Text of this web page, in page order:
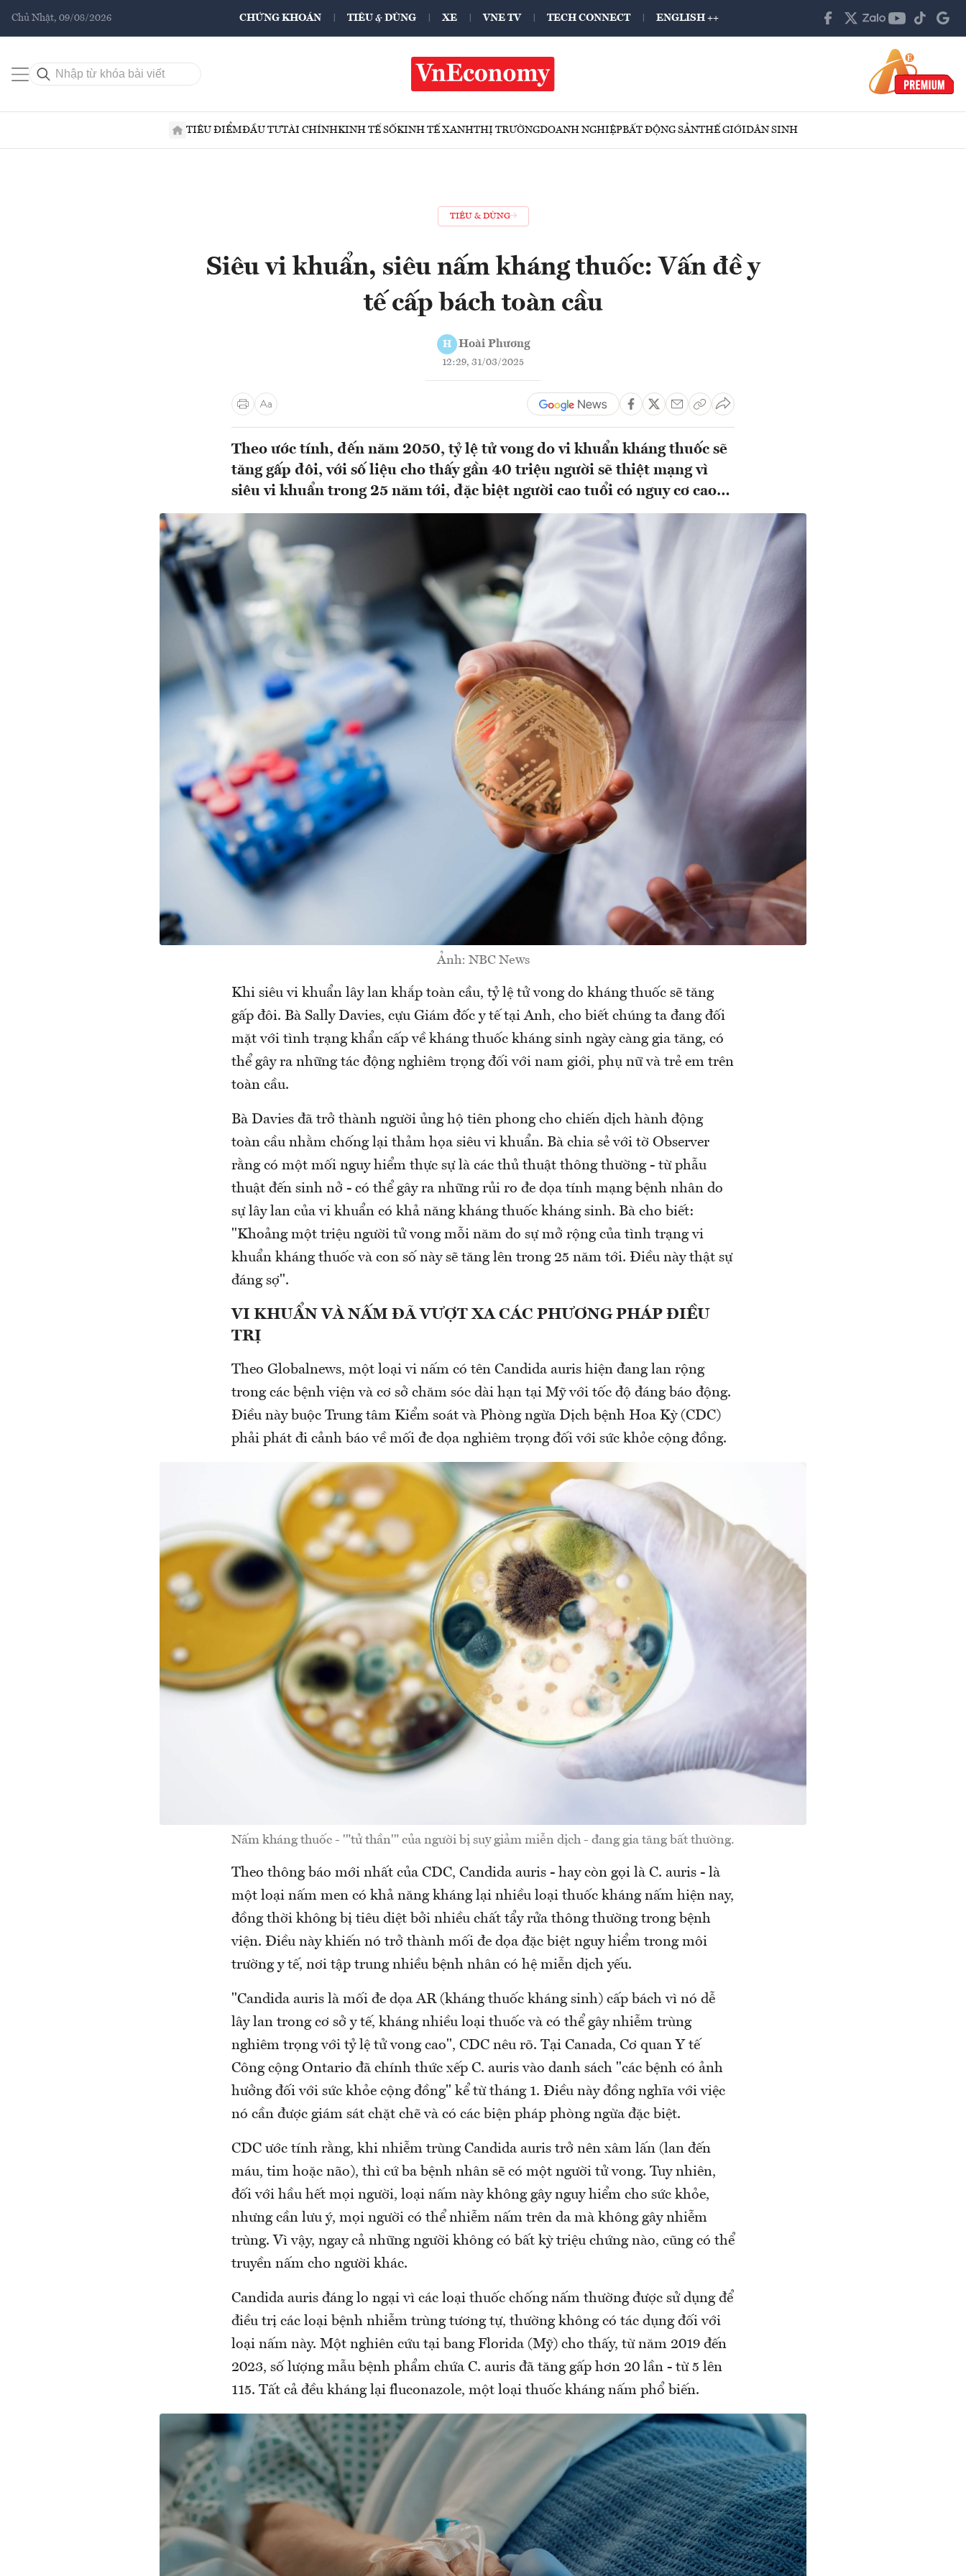
Chủ Nhật, 09/08/2026 CHỨNG KHOÁN TIÊU & DÙNG XE VNE TV TECH CONNECT ENGLISH ++
TIÊU ĐIỂMĐẦU TƯTÀI CHÍNHKINH TẾ SỐKINH TẾ XANHTHỊ TRƯỜNGDOANH NGHIỆPBẤT ĐỘNG SẢNTHẾ GIỚIDÂN SINH
TIÊU & DÙNG
Siêu vi khuẩn, siêu nấm kháng thuốc: Vấn đề y
tế cấp bách toàn cầu
H Hoài Phương
12:29, 31/03/2025
Theo ước tính, đến năm 2050, tỷ lệ tử vong do vi khuẩn kháng thuốc sẽ
tăng gấp đôi, với số liệu cho thấy gần 40 triệu người sẽ thiệt mạng vì
siêu vi khuẩn trong 25 năm tới, đặc biệt người cao tuổi có nguy cơ cao…
Ảnh: NBC News
Khi siêu vi khuẩn lây lan khắp toàn cầu, tỷ lệ tử vong do kháng thuốc sẽ tăng
gấp đôi. Bà Sally Davies, cựu Giám đốc y tế tại Anh, cho biết chúng ta đang đối
mặt với tình trạng khẩn cấp về kháng thuốc kháng sinh ngày càng gia tăng, có
thể gây ra những tác động nghiêm trọng đối với nam giới, phụ nữ và trẻ em trên
toàn cầu.
Bà Davies đã trở thành người ủng hộ tiên phong cho chiến dịch hành động
toàn cầu nhằm chống lại thảm họa siêu vi khuẩn. Bà chia sẻ với tờ Observer
rằng có một mối nguy hiểm thực sự là các thủ thuật thông thường - từ phẫu
thuật đến sinh nở - có thể gây ra những rủi ro đe dọa tính mạng bệnh nhân do
sự lây lan của vi khuẩn có khả năng kháng thuốc kháng sinh. Bà cho biết:
"Khoảng một triệu người tử vong mỗi năm do sự mở rộng của tình trạng vi
khuẩn kháng thuốc và con số này sẽ tăng lên trong 25 năm tới. Điều này thật sự
đáng sợ".
VI KHUẨN VÀ NẤM ĐÃ VƯỢT XA CÁC PHƯƠNG PHÁP ĐIỀU
TRỊ
Theo Globalnews, một loại vi nấm có tên Candida auris hiện đang lan rộng
trong các bệnh viện và cơ sở chăm sóc dài hạn tại Mỹ với tốc độ đáng báo động.
Điều này buộc Trung tâm Kiểm soát và Phòng ngừa Dịch bệnh Hoa Kỳ (CDC)
phải phát đi cảnh báo về mối đe dọa nghiêm trọng đối với sức khỏe cộng đồng.
Nấm kháng thuốc - '"tử thần'" của người bị suy giảm miễn dịch - đang gia tăng bất thường.
Theo thông báo mới nhất của CDC, Candida auris - hay còn gọi là C. auris - là
một loại nấm men có khả năng kháng lại nhiều loại thuốc kháng nấm hiện nay,
đồng thời không bị tiêu diệt bởi nhiều chất tẩy rửa thông thường trong bệnh
viện. Điều này khiến nó trở thành mối đe dọa đặc biệt nguy hiểm trong môi
trường y tế, nơi tập trung nhiều bệnh nhân có hệ miễn dịch yếu.
"Candida auris là mối đe dọa AR (kháng thuốc kháng sinh) cấp bách vì nó dễ
lây lan trong cơ sở y tế, kháng nhiều loại thuốc và có thể gây nhiễm trùng
nghiêm trọng với tỷ lệ tử vong cao", CDC nêu rõ. Tại Canada, Cơ quan Y tế
Công cộng Ontario đã chính thức xếp C. auris vào danh sách "các bệnh có ảnh
hưởng đối với sức khỏe cộng đồng" kể từ tháng 1. Điều này đồng nghĩa với việc
nó cần được giám sát chặt chẽ và có các biện pháp phòng ngừa đặc biệt.
CDC ước tính rằng, khi nhiễm trùng Candida auris trở nên xâm lấn (lan đến
máu, tim hoặc não), thì cứ ba bệnh nhân sẽ có một người tử vong. Tuy nhiên,
đối với hầu hết mọi người, loại nấm này không gây nguy hiểm cho sức khỏe,
nhưng cần lưu ý, mọi người có thể nhiễm nấm trên da mà không gây nhiễm
trùng. Vì vậy, ngay cả những người không có bất kỳ triệu chứng nào, cũng có thể
truyền nấm cho người khác.
Candida auris đáng lo ngại vì các loại thuốc chống nấm thường được sử dụng để
điều trị các loại bệnh nhiễm trùng tương tự, thường không có tác dụng đối với
loại nấm này. Một nghiên cứu tại bang Florida (Mỹ) cho thấy, từ năm 2019 đến
2023, số lượng mẫu bệnh phẩm chứa C. auris đã tăng gấp hơn 20 lần - từ 5 lên
115. Tất cả đều kháng lại fluconazole, một loại thuốc kháng nấm phổ biến.